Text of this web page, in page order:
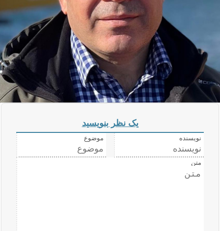
یک نظر بنویسید
نویسنده موضوع
متن